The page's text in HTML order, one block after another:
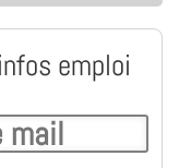
emploi